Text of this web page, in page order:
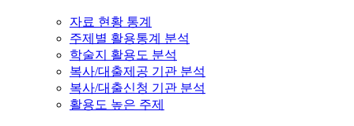
자료 현황 통계
주제별 활용통계 분석
학술지 활용도 분석
복사/대출제공 기관 분석
복사/대출신청 기관 분석
활용도 높은 주제